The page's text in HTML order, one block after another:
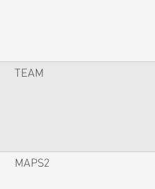
TEAM
MAPS2